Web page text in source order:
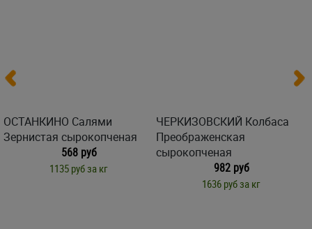
ОСТАНКИНО Салями
Зернистая сырокопченая
568 руб
1135 руб за кг
ЧЕРКИЗОВСКИЙ Колбаса
Преображенская
сырокопченая
982 руб
1636 руб за кг